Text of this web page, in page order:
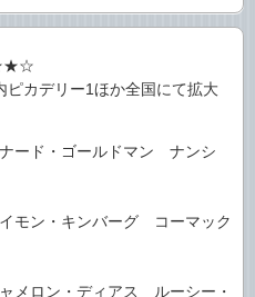
カデリー1ほか全国にて拡大
ード・ゴールドマン ナンシ
モン・キンバーグ コーマック
メロン・ディアス ルーシー・